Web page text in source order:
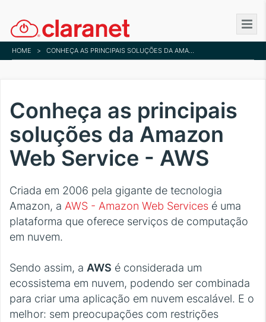
to
main
content
HOME > CONHEÇA AS PRINCIPAIS SOLUÇÕES DA AMAZON WEB SERVICE - AWS
Conheça as principais
soluções da Amazon
Web Service - AWS
Criada em 2006 pela gigante de tecnologia
Amazon, a AWS - Amazon Web Services é uma
plataforma que oferece serviços de computação
em nuvem.
Sendo assim, a AWS é considerada um
ecossistema em nuvem, podendo ser combinada
para criar uma aplicação em nuvem escalável. E o
melhor: sem preocupações com restrições